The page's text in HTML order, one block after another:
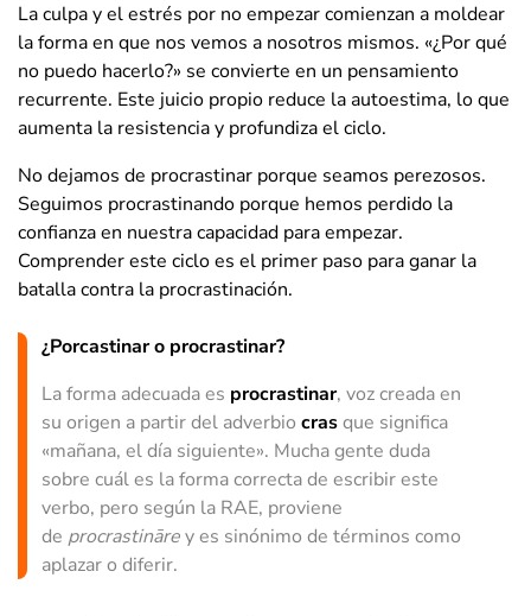
La culpa y el estrés por no empezar comienzan a moldear
la forma en que nos vemos a nosotros mismos. «¿Por qué
no puedo hacerlo?» se convierte en un pensamiento
recurrente. Este juicio propio reduce la autoestima, lo que
aumenta la resistencia y profundiza el ciclo.
No dejamos de procrastinar porque seamos perezosos.
Seguimos procrastinando porque hemos perdido la
confianza en nuestra capacidad para empezar.
Comprender este ciclo es el primer paso para ganar la
batalla contra la procrastinación.
¿Porcastinar o procrastinar?
La forma adecuada es procrastinar, voz creada en
su origen a partir del adverbio crasque significa
«mañana, el día siguiente». Mucha gente duda
sobre cuál es la forma correcta de escribir este
verbo, pero según la RAE, proviene
de procrastinārey es sinónimo de términos como
aplazar o diferir.